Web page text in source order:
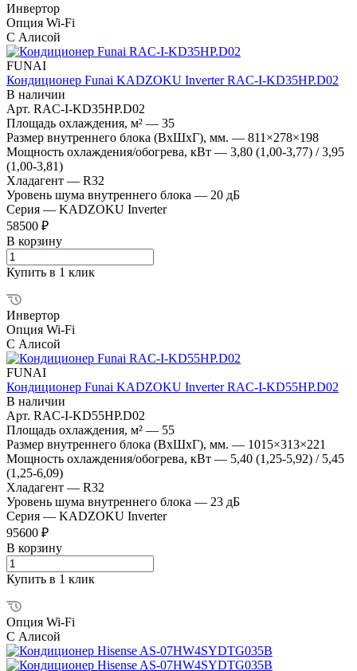
Инвертор
Опция Wi-Fi
С Алисой
FUNAI
Кондиционер Funai KADZOKU Inverter RAC-I-KD35HP.D02
В наличии
Арт. RAC-I-KD35HP.D02
Площадь охлаждения, м² — 35
Размер внутреннего блока (ВхШхГ), мм. — 811×278×198
Мощность охлаждения/обогрева, кВт — 3,80 (1,00-3,77) / 3,95
(1,00-3,81)
Хладагент — R32
Уровень шума внутреннего блока — 20 дБ
Серия — KADZOKU Inverter
58500 ₽
В корзину
Купить в 1 клик
Инвертор
Опция Wi-Fi
С Алисой
FUNAI
Кондиционер Funai KADZOKU Inverter RAC-I-KD55HP.D02
В наличии
Арт. RAC-I-KD55HP.D02
Площадь охлаждения, м² — 55
Размер внутреннего блока (ВхШхГ), мм. — 1015×313×221
Мощность охлаждения/обогрева, кВт — 5,40 (1,25-5,92) / 5,45
(1,25-6,09)
Хладагент — R32
Уровень шума внутреннего блока — 23 дБ
Серия — KADZOKU Inverter
95600 ₽
В корзину
Купить в 1 клик
Опция Wi-Fi
С Алисой